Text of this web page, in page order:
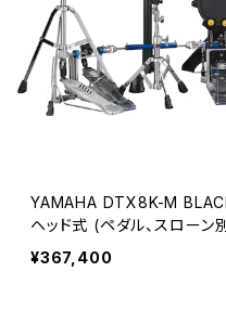
YAMAHA DTX8K-M
ヘッド式 (ペダル、スローン
¥367,400